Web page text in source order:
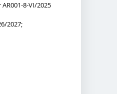
8-VI/2025
2027;